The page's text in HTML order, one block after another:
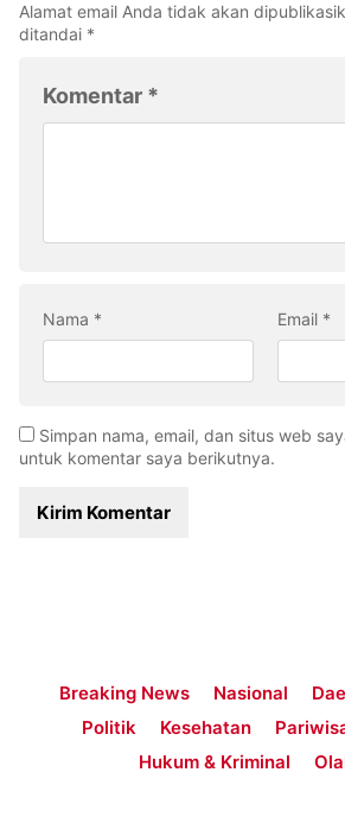
Alamat email Anda tidak akan
ditandai *
Komentar *
Nama * Email *
Simpan nama, email, dan situs web
untuk komentar saya berikutnya.
Breaking News Nasional
Politik
Kesehatan
Hukum & Kriminal